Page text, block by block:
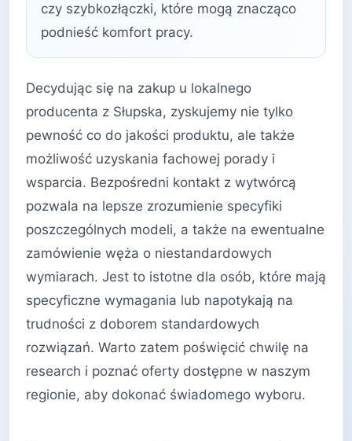
czy szybkozłączki, które mogą znacząco
podnieść komfort pracy.
Decydując się na zakup u lokalnego
producenta z Słupska, zyskujemy nie tylko
pewność co do jakości produktu, ale także
możliwość uzyskania fachowej porady i
wsparcia. Bezpośredni kontakt z wytwórcą
pozwala na lepsze zrozumienie specyfiki
poszczególnych modeli, a także na ewentualne
zamówienie węża o niestandardowych
wymiarach. Jest to istotne dla osób, które mają
specyficzne wymagania lub napotykają na
trudności z doborem standardowych
rozwiązań. Warto zatem poświęcić chwilę na
research i poznać oferty dostępne w naszym
regionie, aby dokonać świadomego wyboru.